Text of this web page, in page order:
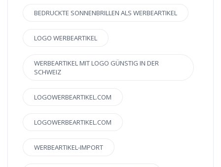
BEDRUCKTE SONNENBRILLEN ALS WERBEARTIKEL
LOGO WERBEARTIKEL
WERBEARTIKEL MIT LOGO GÜNSTIG IN DER
SCHWEIZ
LOGOWERBEARTIKEL.COM
LOGOWERBEARTIKEL.COM
WERBEARTIKEL-IMPORT